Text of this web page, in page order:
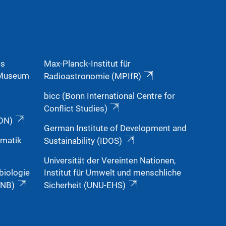
Max-Planck-Institut für
Radioastronomie (MPIfR)
bicc (Bonn International Centre for
Conflict Studies)
German Institute of Development and
Sustainability (IDOS)
Universität der Vereinten Nationen,
Institut für Umwelt und menschliche
Sicherheit (UNU-EHS)